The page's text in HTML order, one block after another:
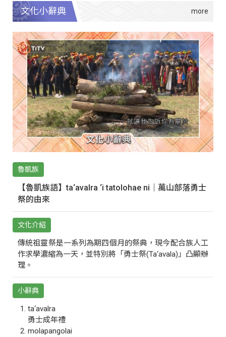
文化小辭典
魯凱族
【魯凱族語】ta‘avalra ‘i tatolohae ni｜萬山部落勇士
祭的由來
文化介紹
傳統祖靈祭是一系列為期四個月的祭典，現今配合族人工
作求學濃縮為一天，並特別將「勇士祭(Ta‘avala)」凸顯辦
理。
小辭典
ta‘avalra
勇士成年禮
molapangolai